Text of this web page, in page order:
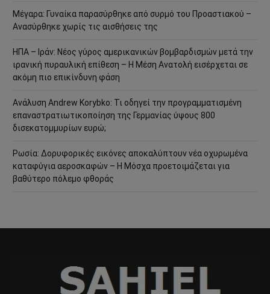
Μέγαρα: Γυναίκα παρασύρθηκε από συρμό του Προαστιακού –
Ανασύρθηκε χωρίς τις αισθήσεις της
ΗΠΑ – Ιράν: Νέος γύρος αμερικανικών βομβαρδισμών μετά την
ιρανική πυραυλική επίθεση – Η Μέση Ανατολή εισέρχεται σε
ακόμη πιο επικίνδυνη φάση
Ανάλυση Andrew Korybko: Τι οδηγεί την προγραμματισμένη
επαναστρατιωτικοποίηση της Γερμανίας ύψους 800
δισεκατομμυρίων ευρώ;
Ρωσία: Δορυφορικές εικόνες αποκαλύπτουν νέα οχυρωμένα
καταφύγια αεροσκαφών – Η Μόσχα προετοιμάζεται για
βαθύτερο πόλεμο φθοράς